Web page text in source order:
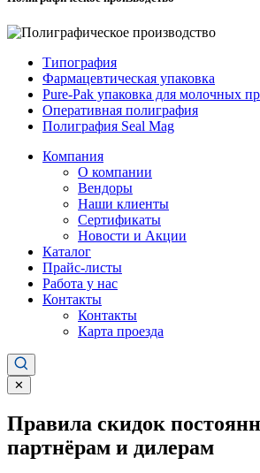
Типография
Фармацевтическая упаковка
Pure-Pak упаковка для молочных
Оперативная полиграфия
Полиграфия Seal Mag
Компания
О компании
Вендоры
Наши клиенты
Сертификаты
Новости и Акции
Каталог
Прайс-листы
Работа у нас
Контакты
Контакты
Карта проезда
✕
Правила скидок
партнёрам и дилерам